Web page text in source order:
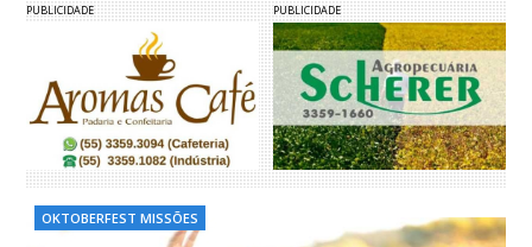
PUBLICIDADE PUBLICIDADE
OKTOBERFEST MISSÕES